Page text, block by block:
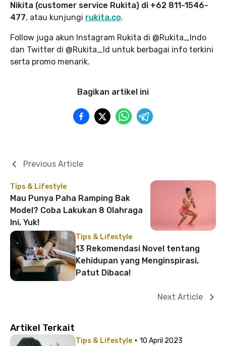
Nikita (customer service Rukita) di +62 811-1546-
477, atau kunjungi rukita.co.
Follow juga akun Instagram Rukita di @Rukita_Indo
dan Twitter di @Rukita_Id untuk berbagai info terkini
serta promo menarik.
Bagikan artikel ini
Tips & Lifestyle
Mau Punya Paha Ramping Bak
Model? Coba Lakukan 8 Olahraga
Ini, Yuk!
Previous Article
Tips & Lifestyle
13 Rekomendasi Novel tentang
Kehidupan yang Menginspirasi,
Patut Dibaca!
Next Article
Artikel Terkait
Tips & Lifestyle · 10 April 2023